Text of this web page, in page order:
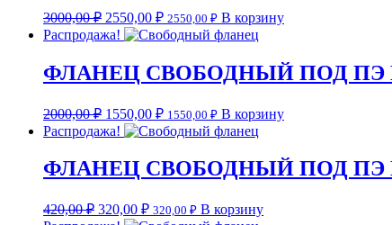
3000,00₽ 2550,00 ₽ 2550,00 ₽ В корзину
Распродажа!
ФЛАНЕЦ СВОБОДНЫЙ ПОД ПЭ
2000,00₽ 1550,00 ₽ 1550,00 ₽ В корзину
Распродажа!
ФЛАНЕЦ СВОБОДНЫЙ ПОД ПЭ
420,00₽ 320,00 ₽ 320,00 ₽ В корзину